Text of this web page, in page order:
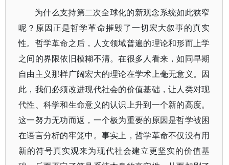
为什么支持第二次全球化的新观念系统如此狭窄
呢？原因正是哲学革命摧毁了一切宏大叙事的真实
性。哲学革命之后，人文领域普遍的理论和形而上学
之间的界限依旧模糊不清。在很多人看来，如同早期
自由主义那样广阔宏大的理论在学术上毫无意义。因
此，我们必须改进现代社会的价值基础，让人类对现
代性、科学和生命意义的认识上升到一个新的高度。
这一努力无功而返，一个极为重要的原因是哲学被困
在语言分析的牢笼中。事实上，哲学革命不仅没有用
新的符号真实观来为现代社会建立更坚实的价值基